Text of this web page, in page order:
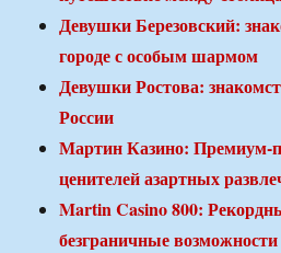
Девушки Березовский:
городе с особым шармом
Девушки Ростова:
России
Мартин Казино: Премиум-
ценителей азартных
Martin Casino 800:
безграничные